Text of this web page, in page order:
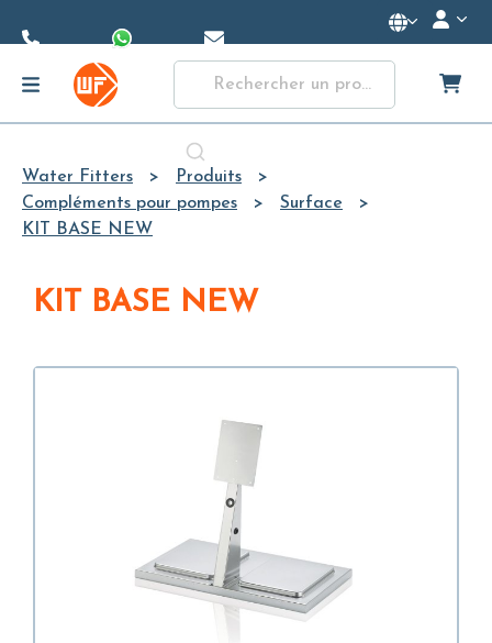
Content
Water Fitters
Produits
Compléments pour pompes
Surface
KIT BASE NEW
KIT BASE NEW